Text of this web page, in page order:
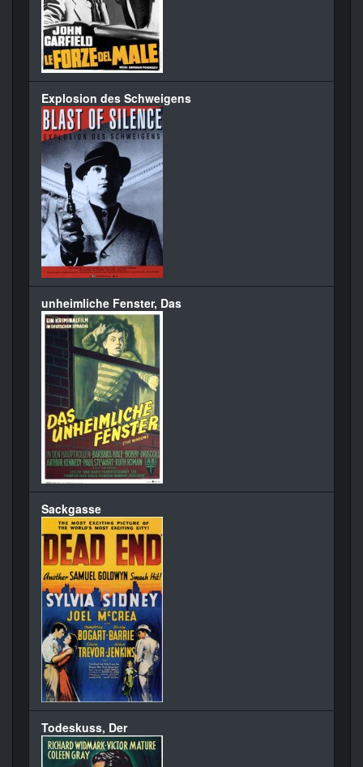
Explosion des Schweigens
unheimliche Fenster, Das
Sackgasse
Todeskuss, Der